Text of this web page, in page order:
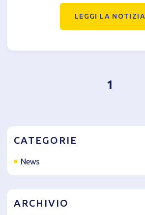
LEGGI LA NOTIZIA
1
CATEGORIE
News
ARCHIVIO